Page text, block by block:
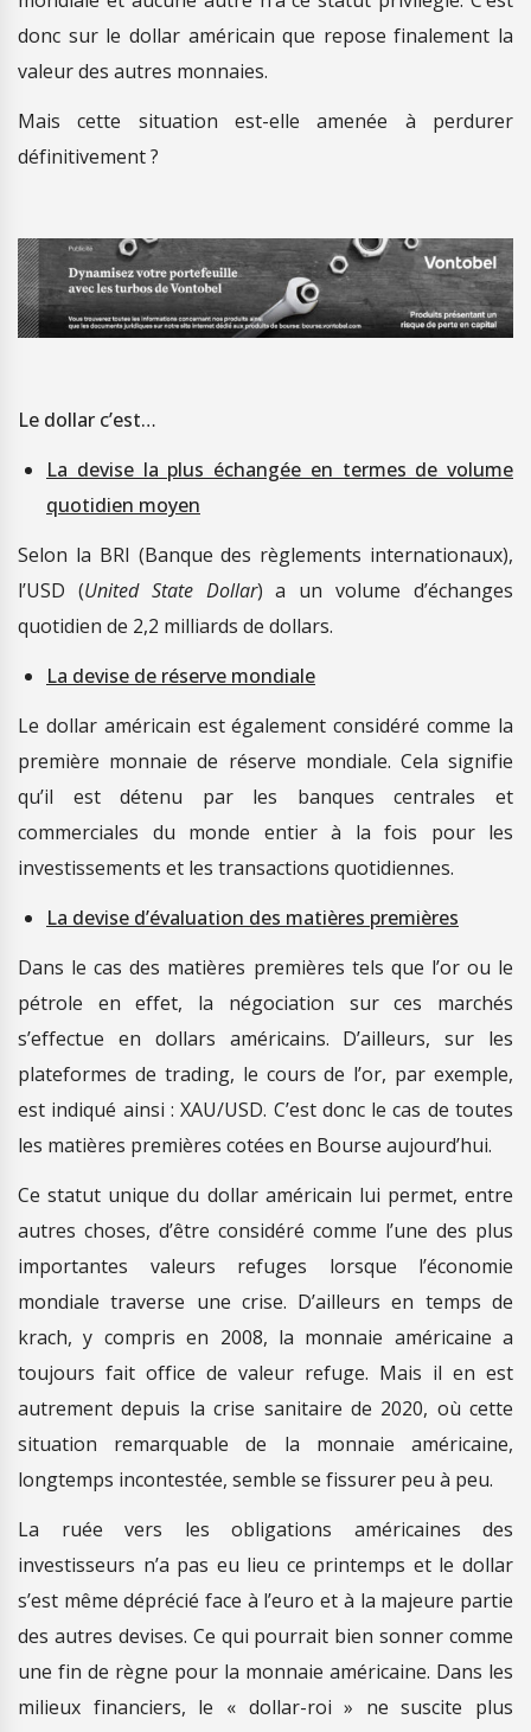
donc sur le dollar américain que repose finalement la
valeur des autres monnaies.
Mais cette situation est-elle amenée à perdurer
définitivement ?
Le dollar c’est…
La devise la plus échangée en termes de volume
quotidien moyen
Selon la BRI (Banque des règlements internationaux),
l’USD (United State Dollar) a un volume d’échanges
quotidien de 2,2 milliards de dollars.
La devise de réserve mondiale
Le dollar américain est également considéré comme la
première monnaie de réserve mondiale. Cela signifie
qu’il est détenu par les banques centrales et
commerciales du monde entier à la fois pour les
investissements et les transactions quotidiennes.
La devise d’évaluation des matières premières
Dans le cas des matières premières tels que l’or ou le
pétrole en effet, la négociation sur ces marchés
s’effectue en dollars américains. D’ailleurs, sur les
plateformes de trading, le cours de l’or, par exemple,
est indiqué ainsi : XAU/USD. C’est donc le cas de toutes
les matières premières cotées en Bourse aujourd’hui.
Ce statut unique du dollar américain lui permet, entre
autres choses, d’être considéré comme l’une des plus
importantes valeurs refuges lorsque l’économie
mondiale traverse une crise. D’ailleurs en temps de
krach, y compris en 2008, la monnaie américaine a
toujours fait office de valeur refuge. Mais il en est
autrement depuis la crise sanitaire de 2020, où cette
situation remarquable de la monnaie américaine,
longtemps incontestée, semble se fissurer peu à peu.
La ruée vers les obligations américaines des
investisseurs n’a pas eu lieu ce printemps et le dollar
s’est même déprécié face à l’euro et à la majeure partie
des autres devises. Ce qui pourrait bien sonner comme
une fin de règne pour la monnaie américaine. Dans les
milieux financiers, le « dollar-roi » ne suscite plus